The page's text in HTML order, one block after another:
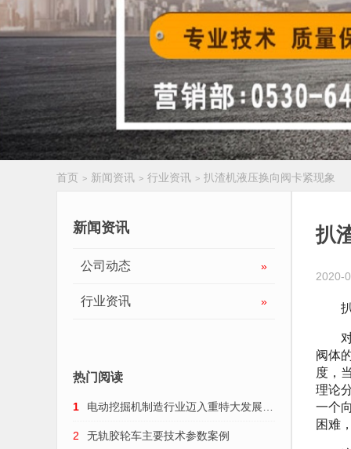
首页 > 新闻资讯 > 行业资讯 > 扒渣机液压换向阀卡紧现象
扒
2020-
扒
对
阀体
度，
理论
一个
困难
新闻资讯
公司动态 »
行业资讯 »
热门阅读
1 电动挖掘机制造行业迈入重特大发展趋
势
2 无轨胶轮车主要技术参数案例